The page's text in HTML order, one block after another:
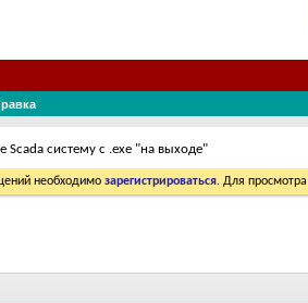
Scada систему с .exe "на выходе"
необходимо зарегистрироваться. Для